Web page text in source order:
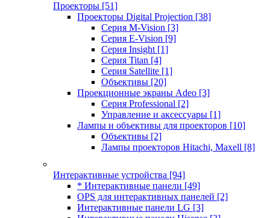
Проекторы [51]
Проекторы Digital Projection [38]
Серия M-Vision [3]
Серия E-Vision [9]
Серия Insight [1]
Серия Titan [4]
Серия Satellite [1]
Объективы [20]
Проекционные экраны Adeo [3]
Серия Professional [2]
Управление и аксессуары [1]
Лампы и объективы для проекторов [10]
Объективы [2]
Лампы проекторов Hitachi, Maxell [8]
Интерактивные устройства [94]
* Интерактивные панели [49]
OPS для интерактивных панелей [2]
Интерактивные панели LG [3]